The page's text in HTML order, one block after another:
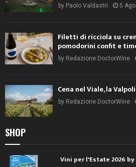
by Paolo Valdastri 5
Filetti di ricciola su
pomodorini confit e
by Redazione DoctorWine
Cena nel Viale, la
by Redazione DoctorWine
SHOP
Vini per l'Estate 2026